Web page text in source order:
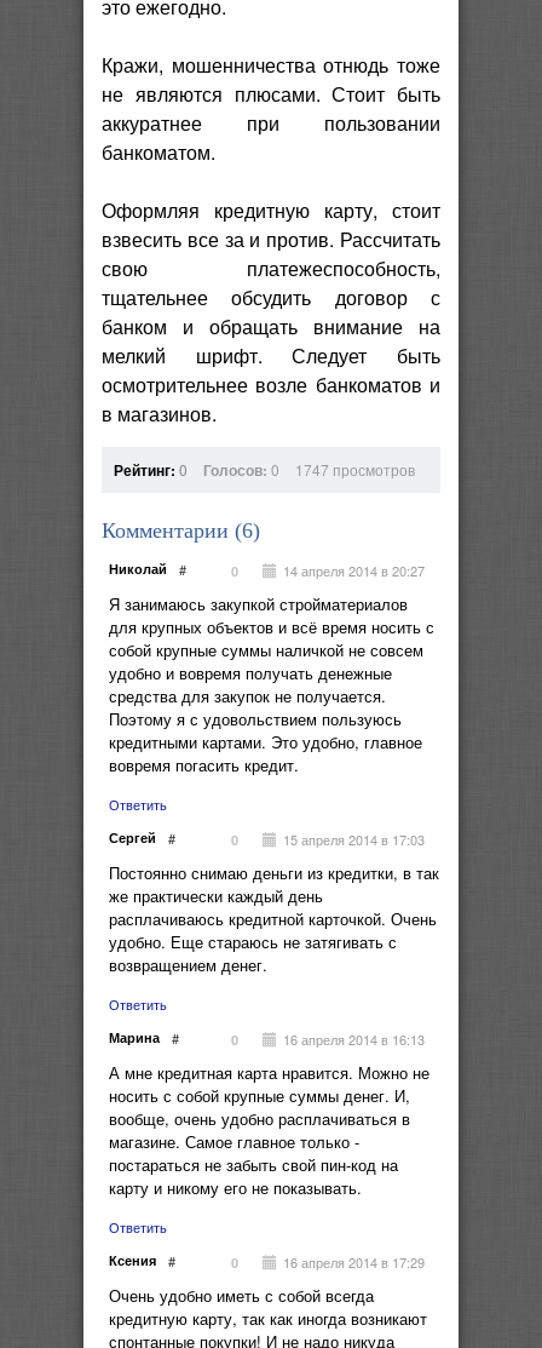
это ежегодно.
Кражи, мошенничества отнюдь тоже
не являются плюсами. Стоит быть
аккуратнее при пользовании
банкоматом.
Оформляя кредитную карту, стоит
взвесить все за и против. Рассчитать
свою платежеспособность,
тщательнее обсудить договор с
банком и обращать внимание на
мелкий шрифт. Следует быть
осмотрительнее возле банкоматов и
в магазинов.
Рейтинг: 0 Голосов: 0 1747 просмотров
Комментарии (6)
Николай # 14 апреля 2014 в 20:27
0
Я занимаюсь закупкой стройматериалов
для крупных объектов и всё время носить с
собой крупные суммы наличкой не совсем
удобно и вовремя получать денежные
средства для закупок не получается.
Поэтому я с удовольствием пользуюсь
кредитными картами. Это удобно, главное
вовремя погасить кредит.
Ответить
Сергей # 15 апреля 2014 в 17:03
0
Постоянно снимаю деньги из кредитки, в так
же практически каждый день
расплачиваюсь кредитной карточкой. Очень
удобно. Еще стараюсь не затягивать с
возвращением денег.
Ответить
Марина # 16 апреля 2014 в 16:13
0
А мне кредитная карта нравится. Можно не
носить с собой крупные суммы денег. И,
вообще, очень удобно расплачиваться в
магазине. Самое главное только -
постараться не забыть свой пин-код на
карту и никому его не показывать.
Ответить
Ксения # 16 апреля 2014 в 17:29
0
Очень удобно иметь с собой всегда
кредитную карту, так как иногда возникают
спонтанные покупки! И не надо никуда